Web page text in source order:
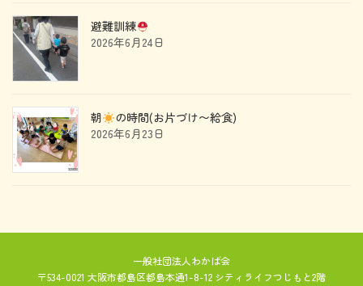
避難訓練
2026年6月24日
朝
の時間(お片づけ〜給食)
2026年6月23日
一般社団法人わかば会
〒534-0021 大阪市都島区都島本通1-8-12 シティライフつじもと2階